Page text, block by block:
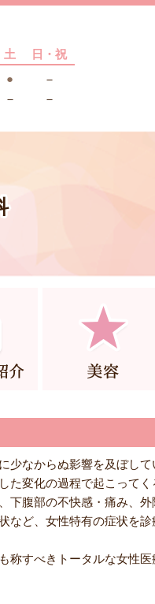
土
日・祝
●
－
－
－
少なからぬ影響を及ぼし
た変化の過程で起こって
下腹部の不快感・痛み、外
など、女性特有の症状を
称すべきトータルな女性